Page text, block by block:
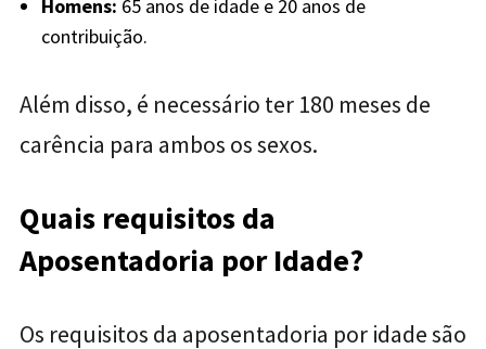
Homens: 65 anos de idade e 20 anos de
contribuição.
Além disso, é necessário ter 180 meses de
carência para ambos os sexos.
Quais requisitos da
Aposentadoria por Idade?
Os requisitos da aposentadoria por idade são